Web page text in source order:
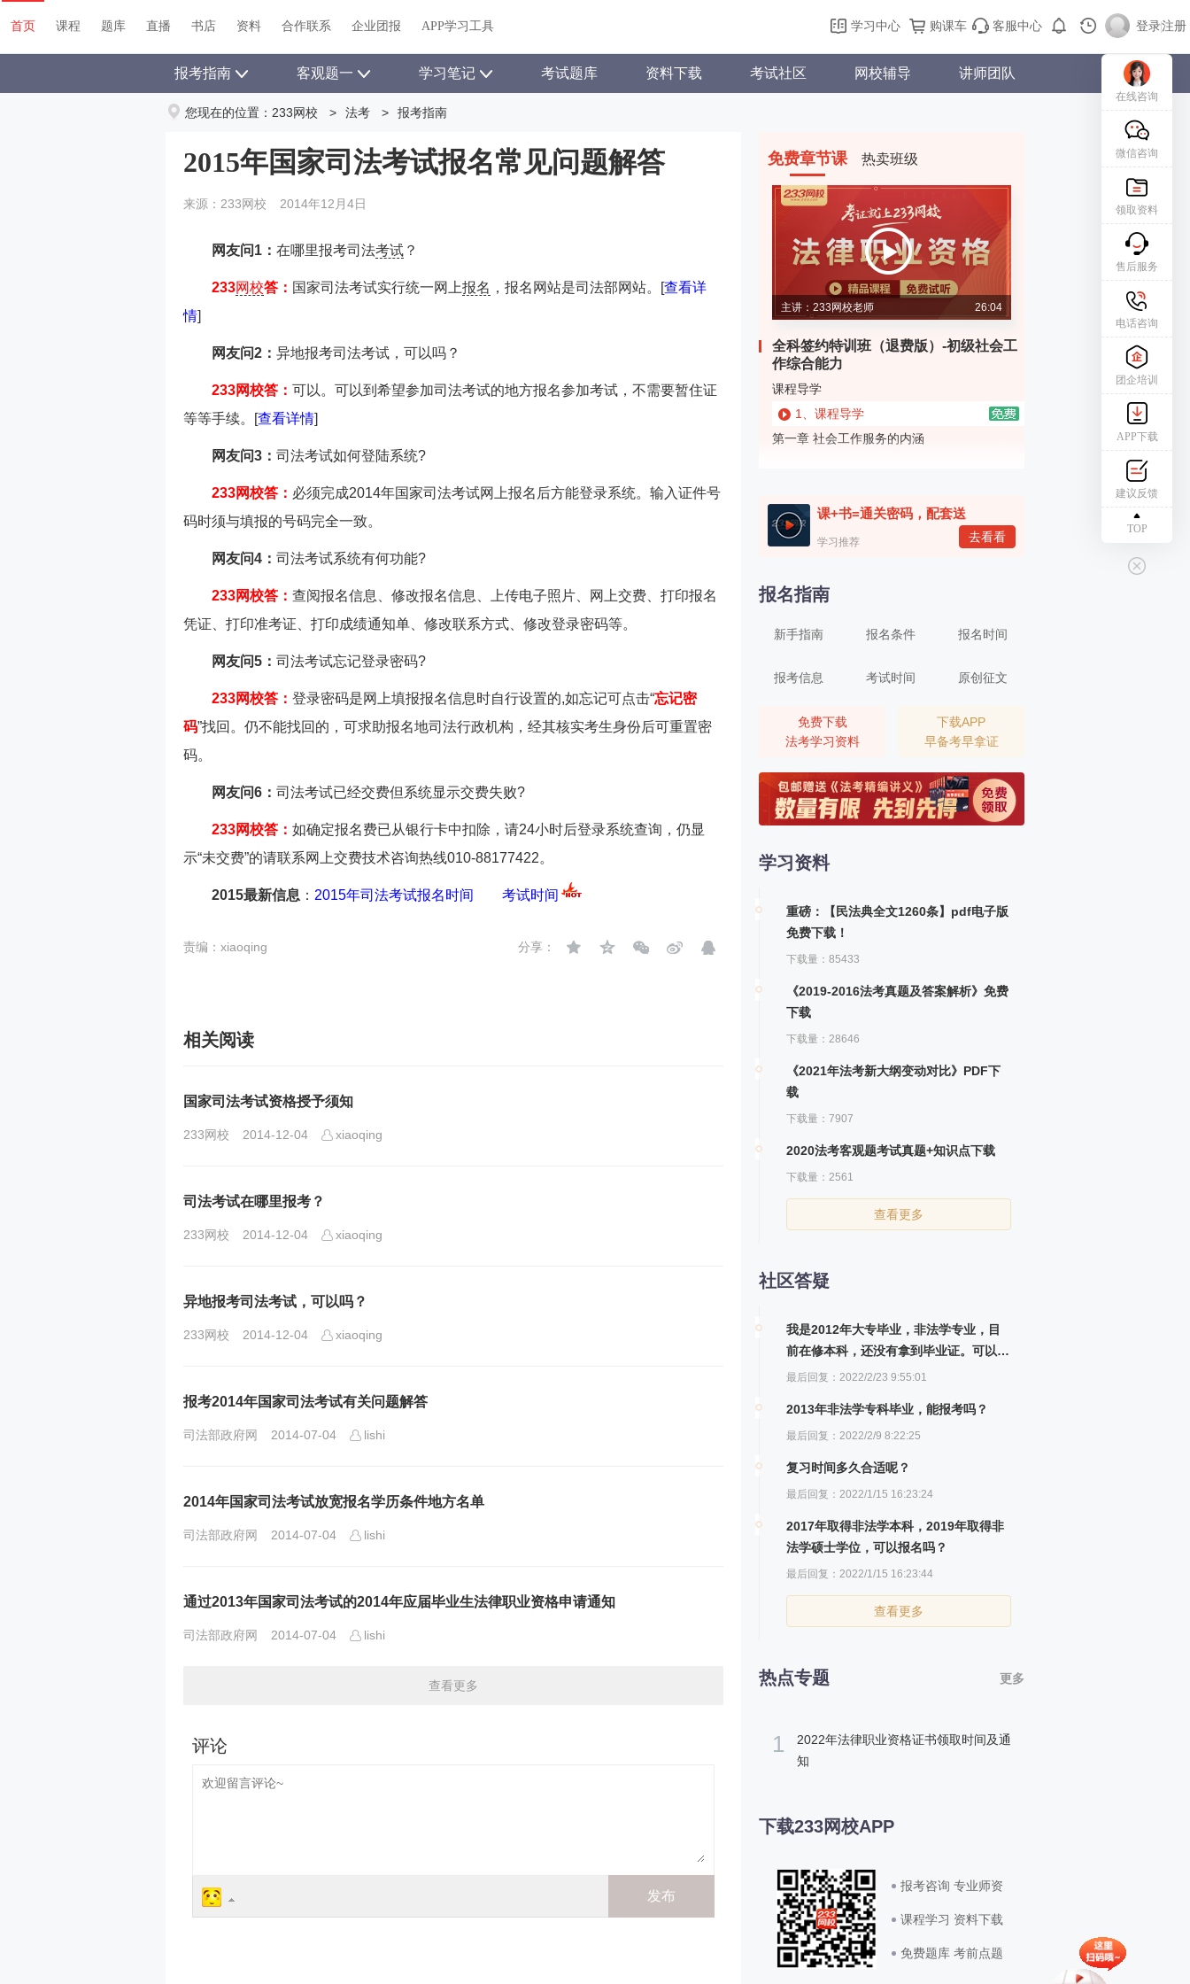
首页 课程 题库 直播 书店 资料 合作联系 企业团报 APP学习工具 学习中心 购课车 客服中心 登录|注册
报考指南 客观题一 学习笔记 考试题库 资料下载 考试社区 网校辅导 讲师团队
您现在的位置： 233网校 > 法考 > 报考指南
2015年国家司法考试报名常见问题解答
来源：233网校 2014年12月4日
网友问1： 在哪里报考司法考试 ？
233网校答： 国家司法考试实行统一网上报名 ，报名网站是司法部网站。[查看详
情]
网友问2： 异地报考司法考试，可以吗？
233网校答： 可以。可以到希望参加司法考试的地方报名参加考试，不需要暂住证
等等手续。[查看详情]
网友问3： 司法考试如何登陆系统?
233网校答： 必须完成2014年国家司法考试网上报名后方能登录系统。输入证件号
码时须与填报的号码完全一致。
网友问4： 司法考试系统有何功能?
233网校答： 查阅报名信息、修改报名信息、上传电子照片、网上交费、打印报名
凭证、打印准考证、打印成绩通知单、修改联系方式、修改登录密码等。
网友问5： 司法考试忘记登录密码?
233网校答： 登录密码是网上填报报名信息时自行设置的,如忘记可点击“忘记密
码”找回。仍不能找回的，可求助报名地司法行政机构，经其核实考生身份后可重置密
码。
网友问6： 司法考试已经交费但系统显示交费失败?
233网校答： 如确定报名费已从银行卡中扣除，请24小时后登录系统查询，仍显
示“未交费”的请联系网上交费技术咨询热线010-88177422。
2015最新信息 ： 2015年司法考试报名时间 考试时间
责编：xiaoqing 分享：
相关阅读
国家司法考试资格授予须知
233网校 2014-12-04 xiaoqing
司法考试在哪里报考？
233网校 2014-12-04 xiaoqing
异地报考司法考试，可以吗？
233网校 2014-12-04 xiaoqing
报考2014年国家司法考试有关问题解答
司法部政府网 2014-07-04 lishi
2014年国家司法考试放宽报名学历条件地方名单
司法部政府网 2014-07-04 lishi
通过2013年国家司法考试的2014年应届毕业生法律职业资格申请通知
司法部政府网 2014-07-04 lishi
查看更多
免费章节课 热卖班级
主讲：233网校老师 26:04
全科签约特训班（退费版）-初级社会工
作综合能力
课程导学
1、课程导学
第一章 社会工作服务的内涵
3、社会工作服务发展的基本原则（一）
第三章 开展社会工作服务应重点掌握的相关政
第四章 社会工作服务专业价值观与道德规范
5、社会工作服务专业价值观与道德规范（一）
第五章 人类行为与社会环境（中社版）
第六章 个案社会工作服务方法（中社版）
7、个案社会工作服务方法（一）
8、小组社会工作服务方法（一）
第八章 社区社会工作服务方法（中社版）
第九章 社会工作服务的管理（中社版）
第十章 志愿服务（中社版）
11、志愿服务（一）
课+书=通关密码，配套送
学习推荐 去看看
报名指南
新手指南 报名条件 报名时间
报考信息 考试时间 原创征文
免费下载
法考学习资料
下载APP
早备考早拿证
学习资料
重磅：【民法典全文1260条】pdf电子版
免费下载！
下载量：85433
《2019-2016法考真题及答案解析》免费
下载
下载量：28646
《2021年法考新大纲变动对比》PDF下
载
下载量：7907
2020法考客观题考试真题+知识点下载
下载量：2561
查看更多
社区答疑
我是2012年大专毕业，非法学专业，目
前在修本科，还没有拿到毕业证。可以报
名吗？
最后回复：2022/2/23 9:55:01
2013年非法学专科毕业，能报考吗？
最后回复：2022/2/9 8:22:25
复习时间多久合适呢？
最后回复：2022/1/15 16:23:24
2017年取得非法学本科，2019年取得非
法学硕士学位，可以报名吗？
最后回复：2022/1/15 16:23:44
查看更多
热点专题 更多
1
2022年法律职业资格证书领取时间及通
知
下载233网校APP
报考咨询 专业师资
课程学习 资料下载
免费题库 考前点题
在线咨询
微信咨询
领取资料
售后服务
电话咨询
团企培训
APP下载
建议反馈
TOP